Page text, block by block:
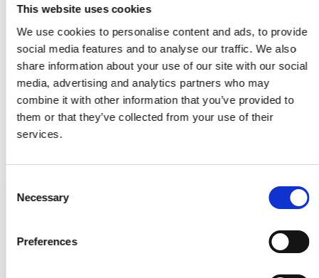
This website uses cookies
We use cookies to personalise content and ads, to provide
social media features and to analyse our traffic. We also
share information about your use of our site with our social
media, advertising and analytics partners who may
combine it with other information that you’ve provided to
them or that they’ve collected from your use of their
services.
Necessary
Preferences
VH.13.1023.SS